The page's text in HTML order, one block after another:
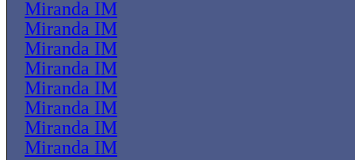
Miranda IM
Miranda IM
Miranda IM
Miranda IM
Miranda IM
Miranda IM
Miranda IM
Miranda IM